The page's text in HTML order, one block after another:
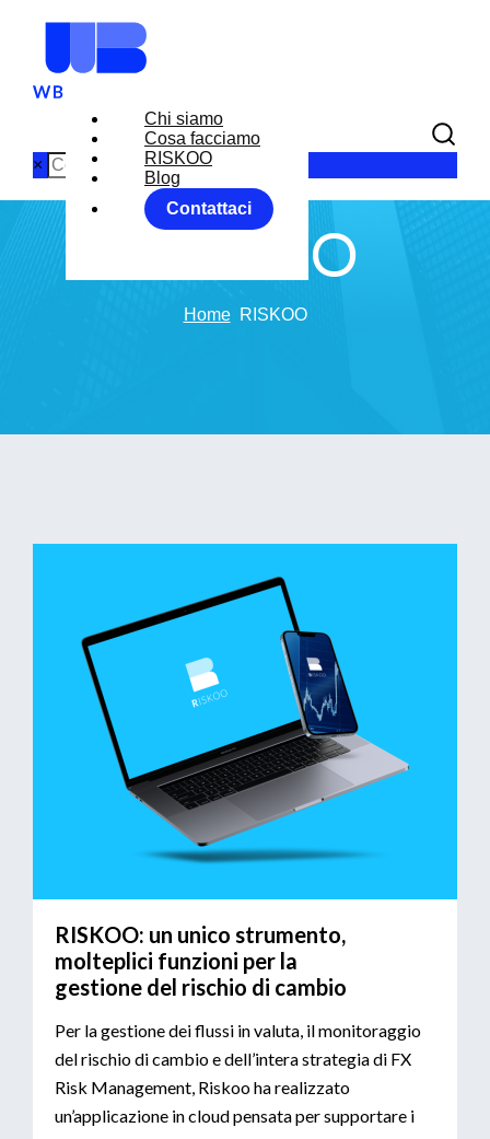
Chi siamo
Cosa facciamo
RISKOO
Blog
Contattaci
×
RISKOO
Home RISKOO
RISKOO: un unico strumento,
molteplici funzioni per la
gestione del rischio di cambio
Per la gestione dei flussi in valuta, il monitoraggio
del rischio di cambio e dell’intera strategia di FX
Risk Management, Riskoo ha realizzato
un’applicazione in cloud pensata per supportare i